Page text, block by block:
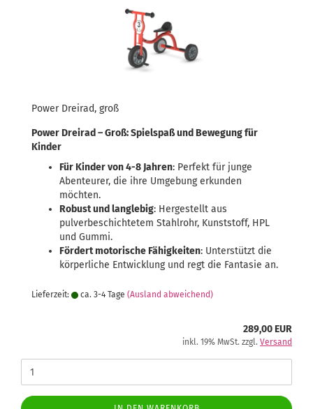
Power Dreirad, groß
Power Dreirad – Groß: Spielspaß und Bewegung für
Kinder
Für Kinder von 4-8 Jahren: Perfekt für junge
Abenteurer, die ihre Umgebung erkunden
möchten.
Robust und langlebig: Hergestellt aus
pulverbeschichtetem Stahlrohr, Kunststoff, HPL
und Gummi.
Fördert motorische Fähigkeiten: Unterstützt die
körperliche Entwicklung und regt die Fantasie an.
Lieferzeit: ca. 3-4 Tage (Ausland abweichend)
289,00 EUR
inkl. 19% MwSt. zzgl. Versand